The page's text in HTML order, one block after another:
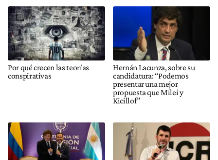
Por qué crecen las teorías
conspirativas
Hernán Lacunza, sobre su
candidatura: “Podemos
presentar una mejor
propuesta que Milei y
Kicillof”